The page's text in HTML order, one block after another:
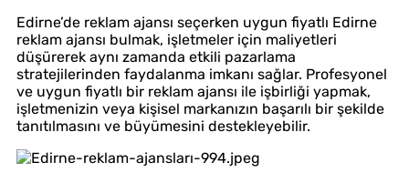
Edirne’de reklam ajansı seçerken uygun fiyatlı Edirne
reklam ajansı bulmak, işletmeler için maliyetleri
düşürerek aynı zamanda etkili pazarlama
stratejilerinden faydalanma imkanı sağlar. Profesyonel
ve uygun fiyatlı bir reklam ajansı ile işbirliği yapmak,
işletmenizin veya kişisel markanızın başarılı bir şekilde
tanıtılmasını ve büyümesini destekleyebilir.